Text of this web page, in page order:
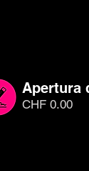
Apertura
CHF 0.00